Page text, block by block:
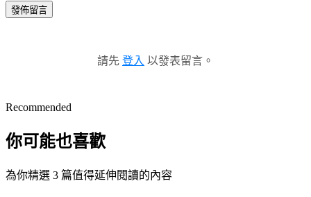
發佈留言
請先 登入 以發表留言。
Recommended
你可能也喜歡
為你精選 3 篇值得延伸閱讀的內容